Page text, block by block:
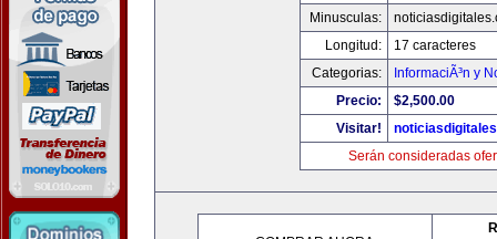
Minusculas:
Longitud:
17 caracteres
Categorias:
InformaciÃ³n y
Precio:
$2,500.00
Visitar!
Serán consideradas